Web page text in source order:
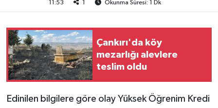
11:53
Okunma Süresi: 1 Dk
Çankırı'da köy
mezarlığı alevlere
teslim oldu
Edinilen bilgilere göre olay Yüksek Öğrenim Kredi
BÖLGE
TÜRKİYE
DÜNYA